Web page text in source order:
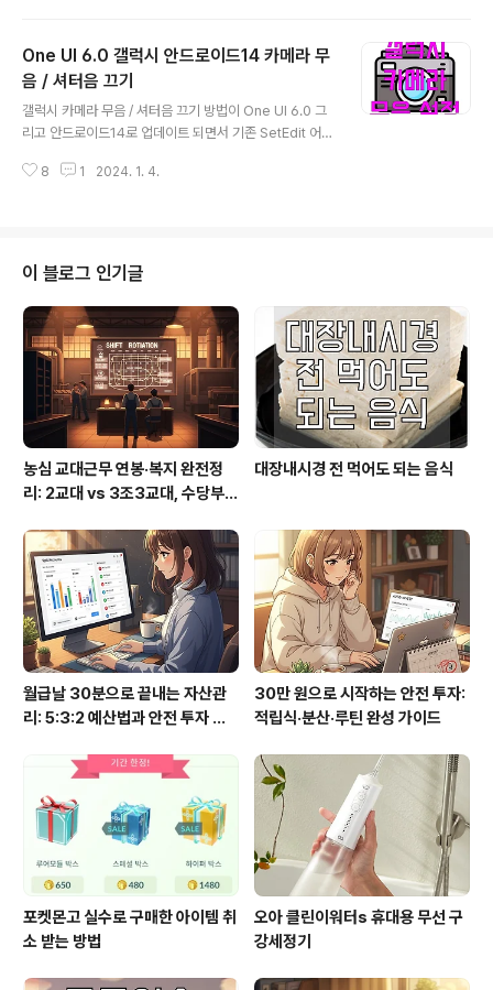
입니다. 산정 공식은 아래와 같습니다. | 기초연금 금액 금
액은 매년 년도별 달라집니다. 현재는 2023년 기준으로 2
024년 기준은 아직 등록되지 않았는데요. 아래 링크를 통
해 실시간으로 확인하실 수 있습니다. 2023년도 기준으로
라집니다. 예를 들어, 만 65세~74세 사이의 가구주 기준
One UI 6.0 갤럭시 안드로이드14 카메라 무
음 / 셔터음 끄기
갤럭시 카메라 무음 / 셔터음 끄기 방법이 One UI 6.0 그
리고 안드로이드14로 업데이트 되면서 기존 SetEdit 어플
없이 5분컷으로 설정하는 방법에 대해 알려드리겠습니다.
럭시 S22 Ultra 갤럭시탭 S9 / 갤럭시탭 S9+ / 갤럭시탭
S9 Ultra 갤럭시 A34 5G 갤럭시 A54 5G | 갤럭시 카
메라 무음 셔터음 끄기 설정 방법 1. 우선 기기의 설정을 해
야합니다. 설정 > 휴대전화 정보 > 소프트웨어 정보 > 빌
드부분을 연타하면..
8 1 2024. 1. 4.
이 블로그 인기글
농심 교대근무 연봉·복지 완전정
리: 2교대 vs 3조3교대, 수당부터
대장내시경 전 먹어도 되는 음식
월급날 30분으로 끝내는 자산관
리: 5:3:2 예산법과 안전 투자 루
30만 원으로 시작하는 안전 투자:
적립식·분산·루틴 완성 가이드
포켓몬고 실수로 구매한 아이템 취
소 받는 방법
오아 클린이워터s 휴대용 무선 구
강세정기